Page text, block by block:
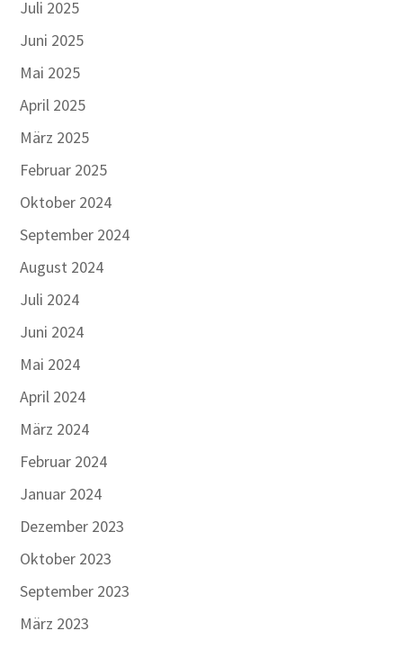
Juli 2025
Juni 2025
Mai 2025
April 2025
März 2025
Februar 2025
Oktober 2024
September 2024
August 2024
Juli 2024
Juni 2024
Mai 2024
April 2024
März 2024
Februar 2024
Januar 2024
Dezember 2023
Oktober 2023
September 2023
März 2023